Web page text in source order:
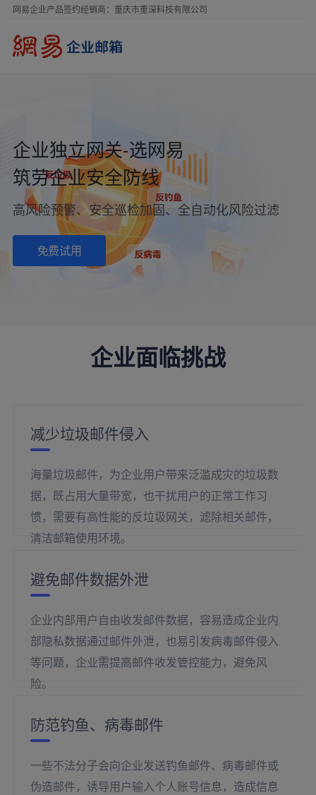
网易企业产品签约经销商：重庆市重深科技有限公司
企业独立网关-选网易
筑劳企业安全防线
高风险预警、安全巡检加固、全自动化风险过滤
免费试用
企业面临挑战
减少垃圾邮件侵入
海量垃圾邮件，为企业用户带来泛滥成灾的垃圾数
据，既占用大量带宽，也干扰用户的正常工作习
惯，需要有高性能的反垃圾网关，滤除相关邮件，
清洁邮箱使用环境。
避免邮件数据外泄
企业内部用户自由收发邮件数据，容易造成企业内
部隐私数据通过邮件外泄，也易引发病毒邮件侵入
等问题，企业需提高邮件收发管控能力，避免风
险。
防范钓鱼、病毒邮件
一些不法分子会向企业发送钓鱼邮件、病毒邮件或
伪造邮件，诱导用户输入个人账号信息，造成信息